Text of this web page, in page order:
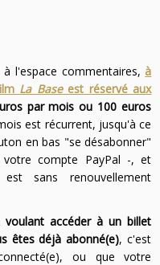
à l'espace commentaires,à
La Baseest réservé aux
par mois ou 100 euros
est récurrent, jusqu'à ce
en bas "se désabonner"
compte PayPal -, et
sans renouvellement
accéder à un billet
êtes déjà abonné(e), c'est
ou que votre